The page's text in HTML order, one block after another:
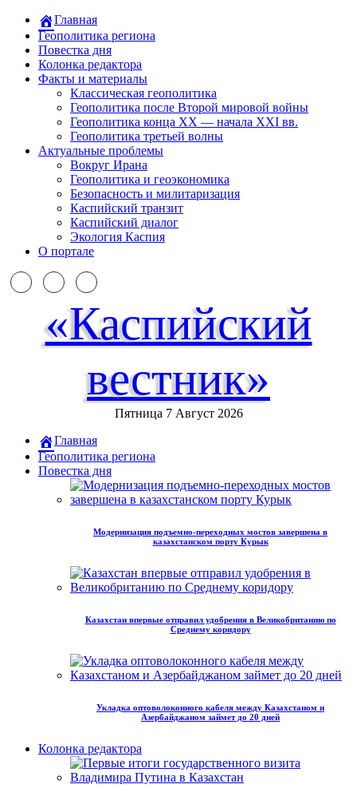
Главная
Геополитика региона
Повестка дня
Колонка редактора
Факты и материалы
Классическая геополитика
Геополитика после Второй мировой войны
Геополитика конца XX — начала XXI вв.
Геополитика третьей волны
Актуальные проблемы
Вокруг Ирана
Геополитика и геоэкономика
Безопасность и милитаризация
Каспийский транзит
Каспийский диалог
Экология Каспия
О портале
«Каспийский
вестник»
Пятница 7 Август 2026
Главная
Геополитика региона
Повестка дня
Модернизация подъемно-переходных мостов завершена в
казахстанском порту Курык
Казахстан впервые отправил удобрения в Великобританию по
Среднему коридору
Укладка оптоволоконного кабеля между Казахстаном и
Азербайджаном займет до 20 дней
Колонка редактора